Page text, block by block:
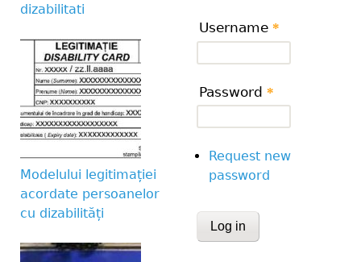
dizabilitati
Modelului legitimației
acordate persoanelor
cu dizabilități
Username *
Password *
Request new
password
CAPTCHA